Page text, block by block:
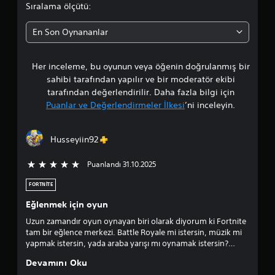
d
a
o
r
t
a
p
Sıralama ölçütü:
En Son Oynananlar
Her inceleme, bu oyunun veya öğenin doğrulanmış bir
sahibi tarafından yapılır ve bir moderatör ekibi
tarafından değerlendirilir. Daha fazla bilgi için
Puanlar ve Değerlendirmeler İlkesi’ni inceleyin.
Husseyiin92
5 üzerinden 5 yıldızPuanlandı 31.10.2025
FORTNITE
Eğlenmek için oyun
Uzun zamandır oyun oynayan biri olarak diyorum ki Fortnite
tam bir eğlence merkezi. Battle Royale mi istersin, müzik mi
yapmak istersin, yada araba yarışı mı oynamak istersin?
eklenmesi ve sezonların temalarının değişmesi oyunculara
Devamını Oku